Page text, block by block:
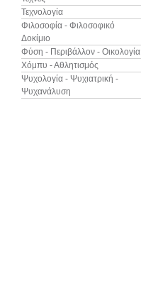
Τεχνολογία
Φιλοσοφία - Φιλοσοφικό
Δοκίμιο
Φύση - Περιβάλλον - Οικολογία
Χόμπυ - Αθλητισμός
Ψυχολογία - Ψυχιατρική -
Ψυχανάλυση